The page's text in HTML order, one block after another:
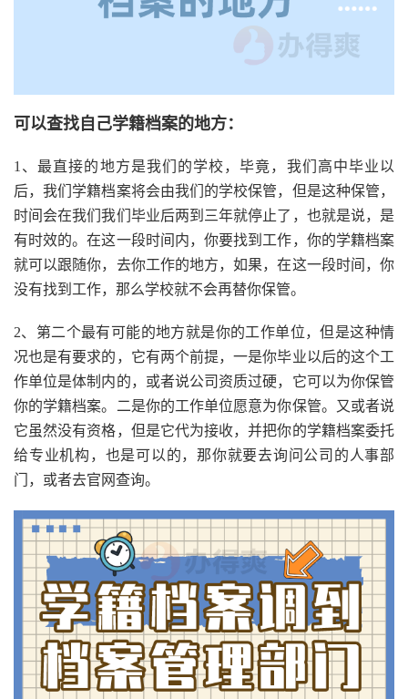
可以查找自己学籍档案的地方：
1、最直接的地方是我们的学校，毕竟，我们高中毕业以
后，我们学籍档案将会由我们的学校保管，但是这种保管，
时间会在我们我们毕业后两到三年就停止了，也就是说，是
有时效的。在这一段时间内，你要找到工作，你的学籍档案
就可以跟随你，去你工作的地方，如果，在这一段时间，你
没有找到工作，那么学校就不会再替你保管。
2、第二个最有可能的地方就是你的工作单位，但是这种情
况也是有要求的，它有两个前提，一是你毕业以后的这个工
作单位是体制内的，或者说公司资质过硬，它可以为你保管
你的学籍档案。二是你的工作单位愿意为你保管。又或者说
它虽然没有资格，但是它代为接收，并把你的学籍档案委托
给专业机构，也是可以的，那你就要去询问公司的人事部
门，或者去官网查询。